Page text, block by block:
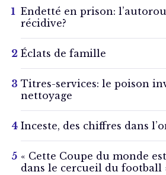
Endetté en prison:
récidive?
Éclats de famille
Titres-services: le poison
nettoyage
Inceste, des chiffres dans
« Cette Coupe du monde
dans le cercueil du football